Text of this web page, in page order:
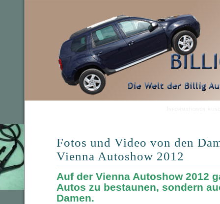
Fotos und Video von den
Vienna Autoshow 2012
Auf der Vienna Autoshow 2012
Autos zu bestaunen, sondern
Damen.